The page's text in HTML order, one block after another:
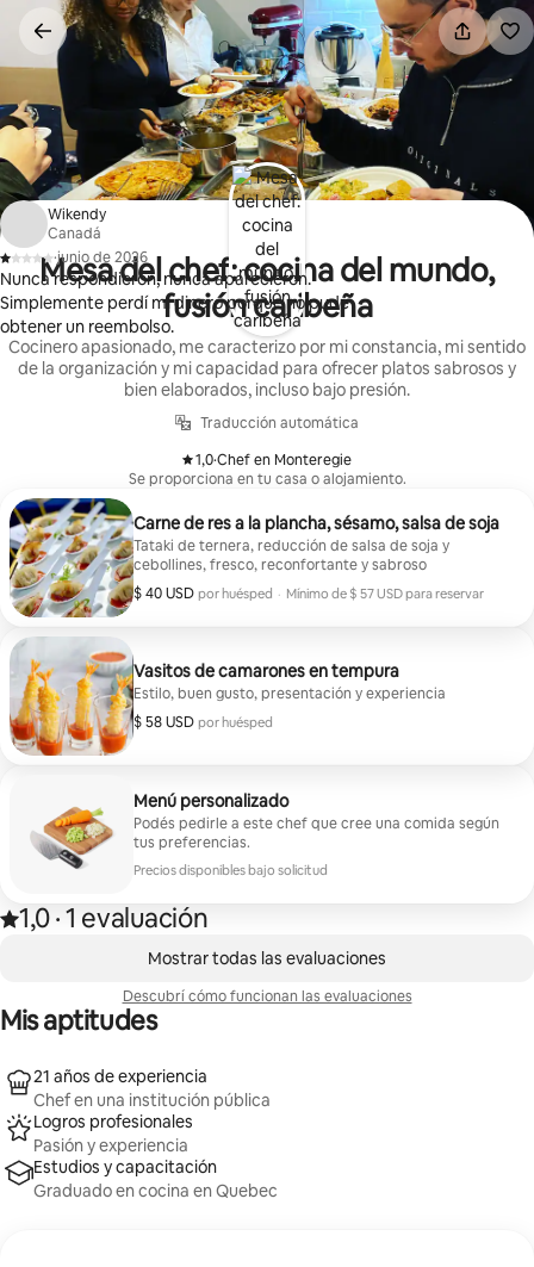
contenido
Mesa del chef: cocina del mundo,
fusión caribeña
Cocinero apasionado, me caracterizo por mi constancia, mi sentido
de la organización y mi capacidad para ofrecer platos sabrosos y
bien elaborados, incluso bajo presión.
Traducción automática
1,0
, ·Chef en Monteregie
Se proporciona en tu casa o alojamiento.
Carne de res a la plancha, sésamo, salsa de soja
Tataki de ternera, reducción de salsa de soja y
cebollines, fresco, reconfortante y sabroso
$ 40 USD por huésped
$ 40 USD por huésped · Mínimo de $ 57 USD para reservar
Vasitos de camarones en tempura
Estilo, buen gusto, presentación y experiencia
$ 58 USD por huésped
$ 58 USD por huésped
Menú personalizado
Podés pedirle a este chef que cree una comida según
tus preferencias.
Precios disponibles bajo solicitud
Calificación: 1,0 de 5 estrellas, según 1 evaluación
1,0
, ·1 evaluación
Se muestran 0 de 0 elementos
Wikendy
Canadá
,
·junio de 2026
Nunca respondieron, nunca aparecieron.
Simplemente perdí mi dinero porque no pude
obtener un reembolso.
Mostrar todas las evaluaciones
Descubrí cómo funcionan las evaluaciones
Mis aptitudes
21 años de experiencia
Chef en una institución pública
Logros profesionales
Pasión y experiencia
Estudios y capacitación
Graduado en cocina en Quebec